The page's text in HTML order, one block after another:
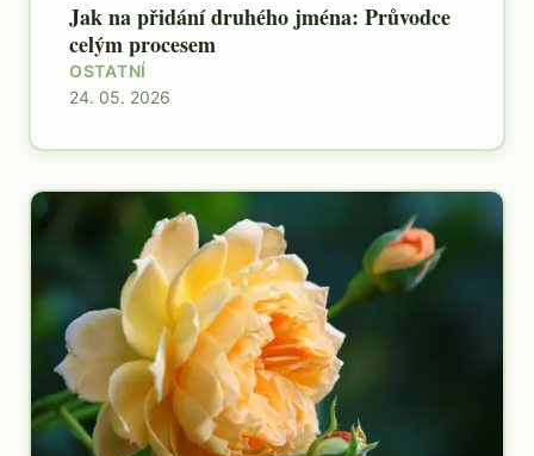
Jak na přidání druhého jména: Průvodce
celým procesem
OSTATNÍ
24. 05. 2026